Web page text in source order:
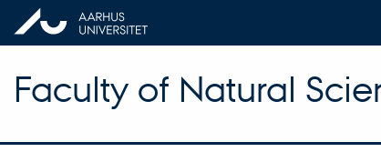
Faculty of Natural